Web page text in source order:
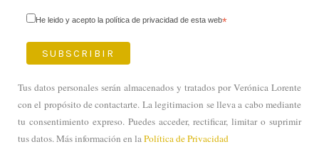
He leido y acepto la política de privacidad de esta web*
Tus datos personales serán almacenados y tratados por Verónica Lorente
con el propósito de contactarte. La legitimacion se lleva a cabo mediante
tu consentimiento expreso. Puedes acceder, rectificar, limitar o suprimir
tus datos. Más información en la Política de Privacidad